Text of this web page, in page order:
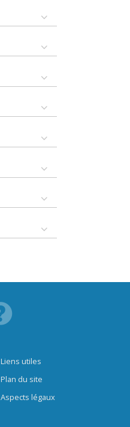
Liens utiles
Plan du site
Aspects légaux